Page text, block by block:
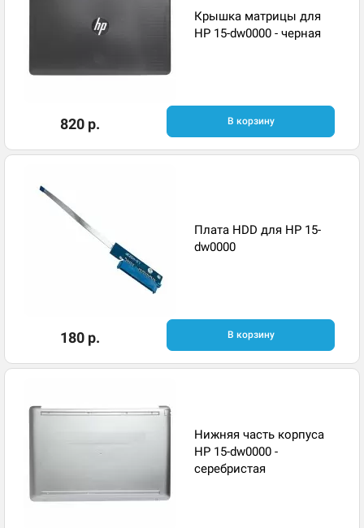
Крышка матрицы для
HP 15-dw0000 - черная
820 р. В корзину
Плата HDD для HP 15-
dw0000
180 р. В корзину
Нижняя часть корпуса
HP 15-dw0000 -
серебристая